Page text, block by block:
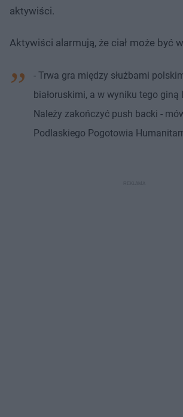
aktywiści.
Aktywiści alarmują, że ciał może być
- Trwa gra między służbami
białoruskimi, a w wyniku tego giną
Należy zakończyć push backi -
Podlaskiego Pogotowia